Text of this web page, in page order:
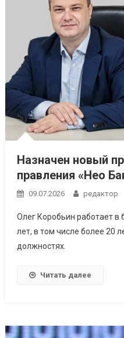
Назначен новый
правления «Нео
09.07.2026 редактор
Олег Коробьин работает в
лет, в том числе более 20
должностях.
Читать далее